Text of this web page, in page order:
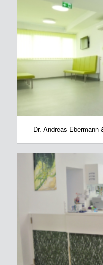
Dr. Andreas Ebermann